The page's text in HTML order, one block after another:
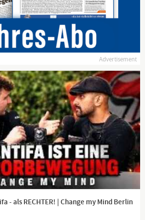
cN229tfIdb749KU288
#ausGEZahlt
um Polit-Satire.
beleidigt fühlt, bitte ich um
Channel description
dass Sie meinen Kanal auf frei3
Sie alle Kontaktadressen sowie die
zu unterstützen. Vielen Dank und viel
Advertisement
- als RECHTER! | Change my Mind Berlin